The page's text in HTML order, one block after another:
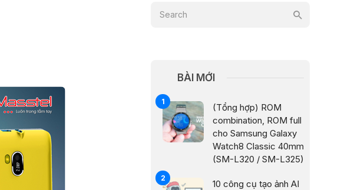
BÀI MỚI
(Tổng hợp) ROM
combination, ROM full
cho Samsung Galaxy
Watch8 Classic 40mm
(SM-L320 / SM-L325)
10 công cụ tạo ảnh AI